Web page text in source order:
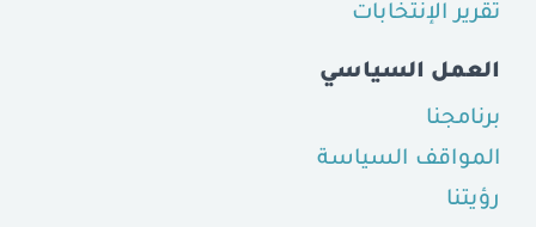
تقرير الإنتخابات
العمل السياسي
برنامجنا
المواقف السياسة
رؤيتنا